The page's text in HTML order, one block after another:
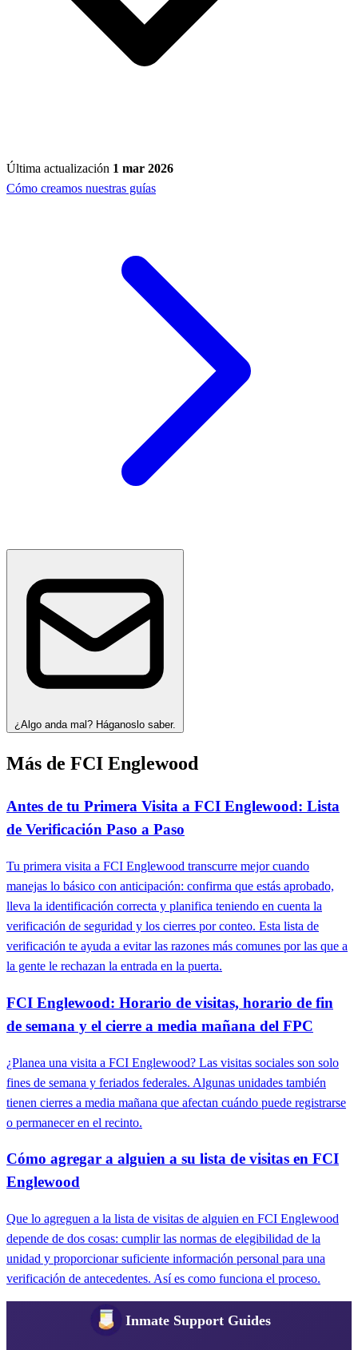
Última actualización 1 mar 2026
Cómo creamos nuestras guías
¿Algo anda mal? Háganoslo saber.
Más de FCI Englewood
Antes de tu Primera Visita a FCI Englewood: Lista
de Verificación Paso a Paso
Tu primera visita a FCI Englewood transcurre mejor cuando
manejas lo básico con anticipación: confirma que estás aprobado,
lleva la identificación correcta y planifica teniendo en cuenta la
verificación de seguridad y los cierres por conteo. Esta lista de
verificación te ayuda a evitar las razones más comunes por las que a
la gente le rechazan la entrada en la puerta.
FCI Englewood: Horario de visitas, horario de fin
de semana y el cierre a media mañana del FPC
¿Planea una visita a FCI Englewood? Las visitas sociales son solo
fines de semana y feriados federales. Algunas unidades también
tienen cierres a media mañana que afectan cuándo puede registrarse
o permanecer en el recinto.
Cómo agregar a alguien a su lista de visitas en FCI
Englewood
Que lo agreguen a la lista de visitas de alguien en FCI Englewood
depende de dos cosas: cumplir las normas de elegibilidad de la
unidad y proporcionar suficiente información personal para una
verificación de antecedentes. Así es como funciona el proceso.
Inmate Support Guides